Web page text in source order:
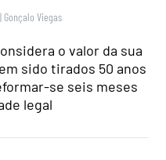
| Gonçalo Viegas
o valor da sua
sido tirados 50 anos
se seis meses
legal